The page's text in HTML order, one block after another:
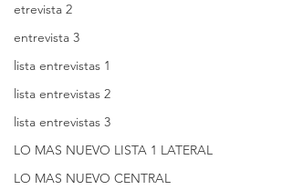
etrevista 2
entrevista 3
lista entrevistas 1
lista entrevistas 2
lista entrevistas 3
LO MAS NUEVO LISTA 1 LATERAL
LO MAS NUEVO CENTRAL